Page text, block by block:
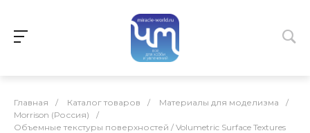
Главная / Каталог товаров / Материалы для моделизма
/
Morrison (Россия)
/
Объемные текстуры поверхностей / Volumetric Surface Textures